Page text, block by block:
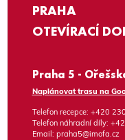
PRAHA
OTEVÍRACÍ
Praha 5 -
Naplánovat trasu na
Telefon recepce: +420
Telefon náhradní díly:
Email: praha5@imofa.cz